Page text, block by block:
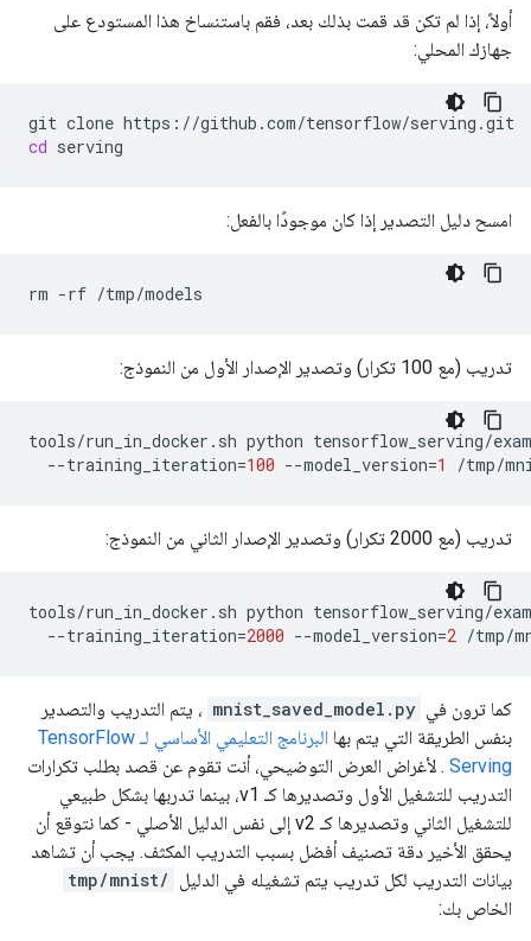
أولاً، إذا لم تكن قد قمت بذلك بعد، فقم باستنساخ هذا المستودع على
جهازك المحلي:
git clone
cd
امسح دليل التصدير إذا كان موجودًا بالفعل:
rm -rf
تدريب (مع 100 تكرار) وتصدير الإصدار الأول من النموذج:
tools/run_in_docker.sh python tensorflow_serving/
--training_iteration=100 --model_version=1
تدريب (مع 2000 تكرار) وتصدير الإصدار الثاني من النموذج:
tools/run_in_docker.sh python tensorflow_serving/
--training_iteration=2000 --model_version=2
كما ترون في mnist_saved_model.py ، يتم التدريب والتصدير
بنفس الطريقة التي يتم بها
البرنامج التعليمي الأساسي لـ TensorFlow
Serving . لأغراض العرض التوضيحي، أنت تقوم عن قصد بطلب تكرارات
التدريب للتشغيل الأول وتصديرها كـ v1، بينما تدربها بشكل طبيعي
للتشغيل الثاني وتصديرها كـ v2 إلى نفس الدليل الأصلي - كما نتوقع أن
يحقق الأخير دقة تصنيف أفضل بسبب التدريب المكثف. يجب أن تشاهد
بيانات التدريب لكل تدريب يتم تشغيله في الدليل /tmp/mnist
الخاص بك: